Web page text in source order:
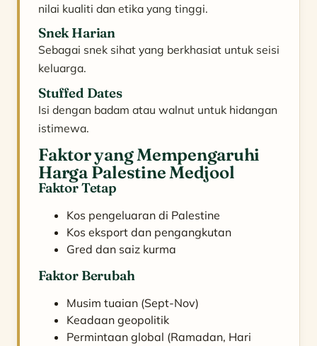
nilai kualiti dan etika yang tinggi.
Snek Harian
Sebagai snek sihat yang berkhasiat untuk seisi
keluarga.
Stuffed Dates
Isi dengan badam atau walnut untuk hidangan
istimewa.
Faktor yang Mempengaruhi
Harga Palestine Medjool
Faktor Tetap
Kos pengeluaran di Palestine
Kos eksport dan pengangkutan
Gred dan saiz kurma
Faktor Berubah
Musim tuaian (Sept-Nov)
Keadaan geopolitik
Permintaan global (Ramadan, Hari